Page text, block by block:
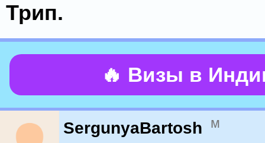
Трип.
🔥 Визы в
SergunyaBartosh м